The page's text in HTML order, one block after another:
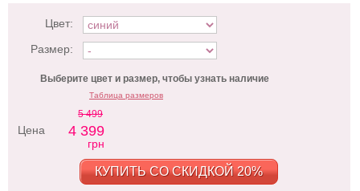
Цвет:
Размер:
Выберите цвет и размер, чтобы узнать наличие
Таблица размеров
Цена
5 499
4 399
грн
КУПИТЬ СО СКИДКОЙ 20%